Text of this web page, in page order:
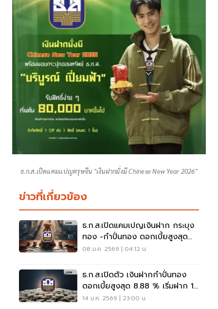
ธ.ก.ส.เปิดแคมเเปญตรุษจีน "เงินฝากมั่งมี Chinese New Year 2026"
ข่าวที่เกี่ยวข้อง
ธ.ก.ส.เปิดแคมเปญเงินฝาก กระบุง
ทอง -กำปั่นทอง ดอกเบี้ยสูงสุด
8.88% ต่อปี
08 ม.ค. 2569 | 04:12 น.
ธ.ก.ส.เปิดตัว เงินฝากกำปั่นทอง
ดอกเบี้ยสูงสุด 8.88 % เริ่มฝาก 15
มค.-28 ก.พ.69
14 ม.ค. 2569 | 23:00 น.